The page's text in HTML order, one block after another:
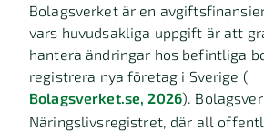
Bolagsverket är en
vars huvudsakliga uppgift är att
hantera ändringar hos befintliga
registrera nya företag i Sverige (
Bolagsverket.se, 2026).
Näringslivsregistret, där all